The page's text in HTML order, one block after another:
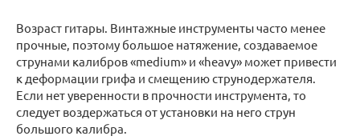
Возраст гитары. Винтажные инструменты часто менее
прочные, поэтому большое натяжение, создаваемое
струнами калибров «medium» и «heavy» может привести
к деформации грифа и смещению струнодержателя.
Если нет уверенности в прочности инструмента, то
следует воздержаться от установки на него струн
большого калибра.